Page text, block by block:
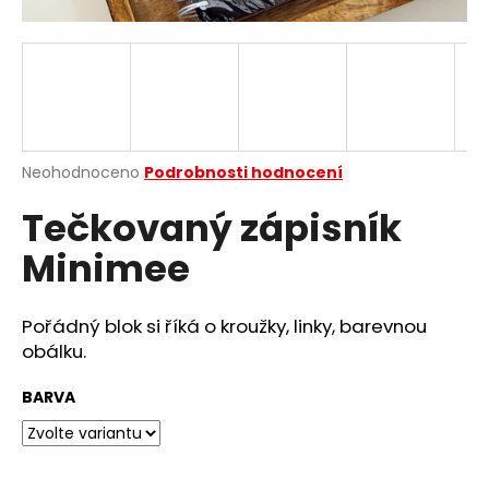
Průměrné
produktu
0,0
hvězdiček.
Neohodnoceno Podrobnosti hodnocení
Tečkovaný zápisník
Minimee
Pořádný blok si říká o kroužky, linky, barevnou
obálku.
BARVA
a
j
?
HLEDAT
D
p
o
r